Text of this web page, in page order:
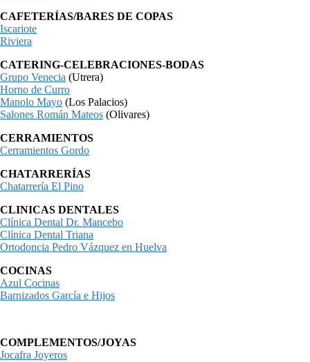
CAFETERÍAS/BARES DE COPAS
Iscariote
Riviera
CATERING-CELEBRACIONES-BODAS
Grupo Venecia (Utrera)
Horno de Curro
Manolo Mayo (Los Palacios)
Salones Román Mateos (Olivares)
CERRAMIENTOS
Cerramientos Gordo
CHATARRERÍAS
Chatarrería El Pino
CLINICAS DENTALES
Clínica Dental Dr. Mancebo
Clínica Dental Triana
Ortodoncia Pedro Vázquez en Huelva
COCINAS
Azul Cocinas
Barnizados García e Hijos
COMPLEMENTOS/JOYAS
Jocafra Joyeros